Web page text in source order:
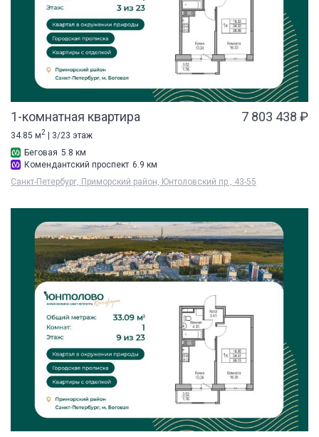
1-комнатная квартира 7 803 438 ₽
34.85 м2 | 3/23 этаж
Беговая 5.8 км
Комендантский проспект 6.9 км
Санкт-Петербург, Приморский район, Юнтоловский пр., 43-55